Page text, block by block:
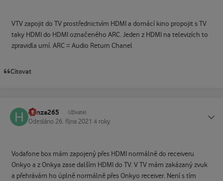
VTV zapojit do TV prostřednictvím HDMI a domácí kino propojit s TV
taky HDMI do HDMI označeného ARC. Jeden z HDMI na televizích to
zpravidla umí. ARC = Audio Return Chanel
Citovat
honza265 Uživatel
Odesláno 26. října 2021 4 roky
Vodafone box mám zapojený přes HDMI normálně do receiveru
Onkyo a z Onkya zase dalším HDMI do TV. V TV mám zakázaný zvuk
a přehrávám ho úplně normálně přes Onkyo receiver. Není s tím